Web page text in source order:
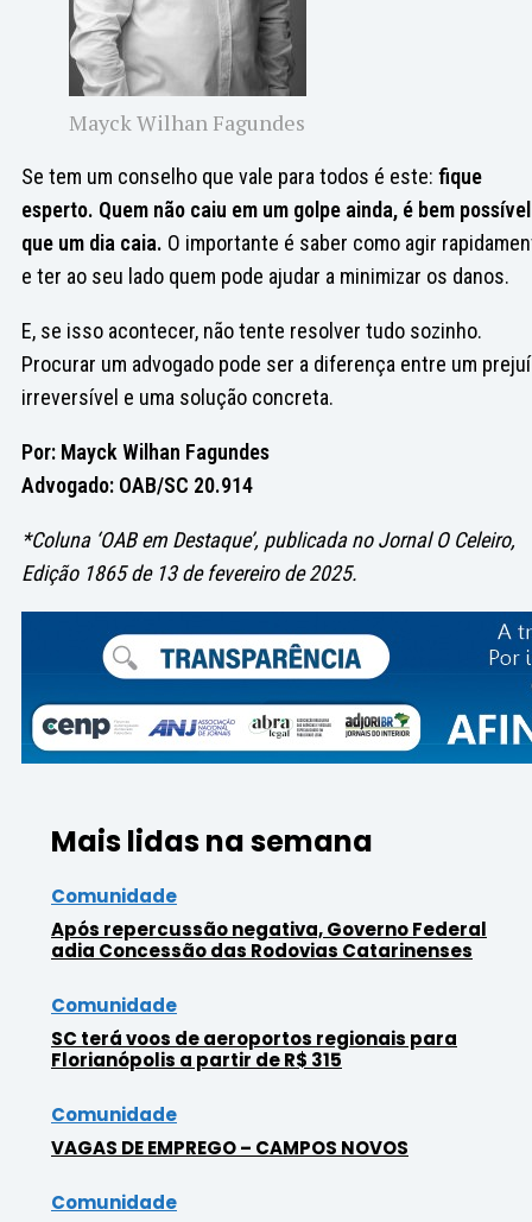
Mayck Wilhan Fagundes
Se tem um conselho que vale para todos é este: fique
esperto. Quem não caiu em um golpe ainda, é bem possível
que um dia caia. O importante é saber como agir
e ter ao seu lado quem pode ajudar a minimizar os danos.
E, se isso acontecer, não tente resolver tudo sozinho.
Procurar um advogado pode ser a diferença entre um
irreversível e uma solução concreta.
Por: Mayck Wilhan Fagundes
Advogado: OAB/SC 20.914
*Coluna ‘OAB em Destaque’, publicada no Jornal O Celeiro,
Edição 1865 de 13 de fevereiro de 2025.
Mais lidas na semana
Comunidade
Após repercussão negativa, Governo Federal
adia Concessão das Rodovias Catarinenses
Comunidade
SC terá voos de aeroportos regionais para
Florianópolis a partir de R$ 315
Comunidade
VAGAS DE EMPREGO – CAMPOS NOVOS
Comunidade